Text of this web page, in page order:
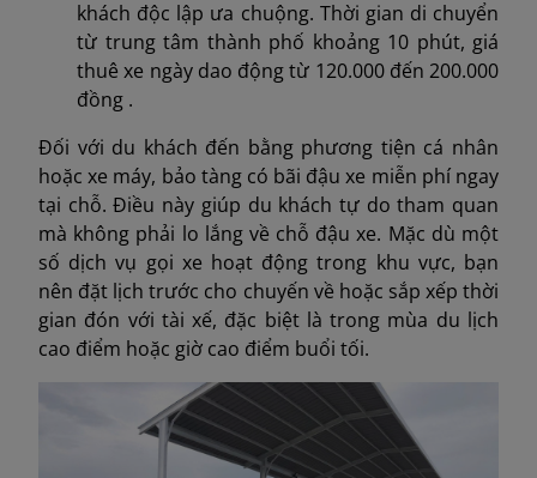
khách độc lập ưa chuộng. Thời gian di chuyển
từ trung tâm thành phố khoảng 10 phút, giá
thuê xe ngày dao động từ 120.000 đến 200.000
đồng .
Đối với du khách đến bằng phương tiện cá nhân
hoặc xe máy, bảo tàng có bãi đậu xe miễn phí ngay
tại chỗ. Điều này giúp du khách tự do tham quan
mà không phải lo lắng về chỗ đậu xe. Mặc dù một
số dịch vụ gọi xe hoạt động trong khu vực, bạn
nên đặt lịch trước cho chuyến về hoặc sắp xếp thời
gian đón với tài xế, đặc biệt là trong mùa du lịch
cao điểm hoặc giờ cao điểm buổi tối.